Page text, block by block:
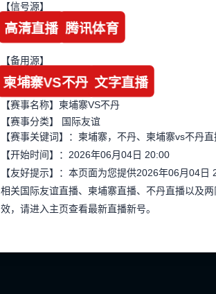
【信号源】
高清直播 腾讯体育
【备用源】
柬埔寨VS不丹 文字直播
【赛事名称】柬埔寨VS不丹
【赛事分类】
国际友谊
【赛事关键词】：柬埔寨，不丹、柬埔寨vs不丹
【开始时间】：2026年06月04日 20:00
【友好提示】：本页面为您提供2026年06月04
相关国际友谊直播、柬埔寨直播、不丹直播以及
效，请进入主页查看最新直播新号。